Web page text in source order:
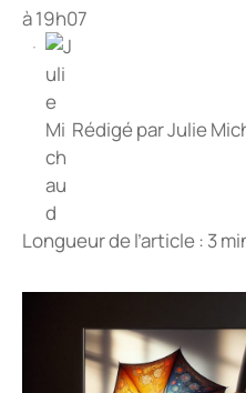
à 19h07
·
Rédigé parJulie
Longueur de l’article : 3